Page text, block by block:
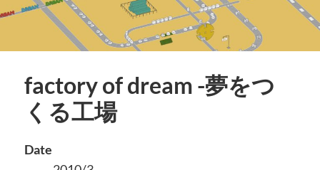
factory of dream -夢をつ
くる工場
Date